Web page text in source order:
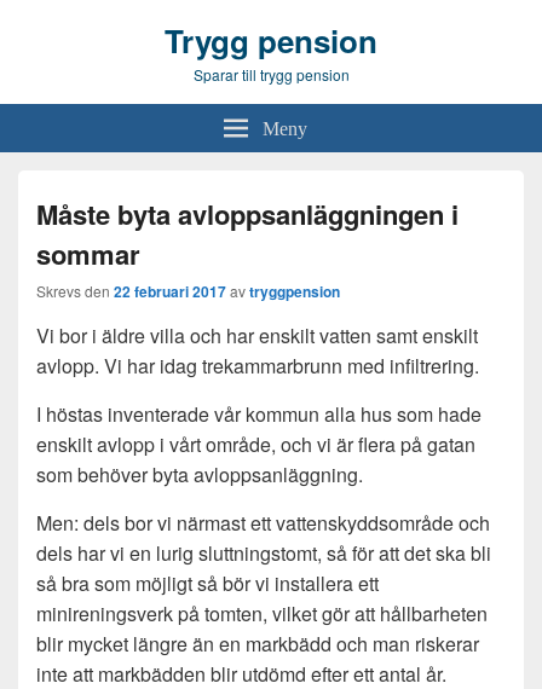
Trygg pension
Sparar till trygg pension
Meny
Måste byta avloppsanläggningen i
sommar
Skrevs den 22 februari 2017avtryggpension
Vi bor i äldre villa och har enskilt vatten samt enskilt
avlopp. Vi har idag trekammarbrunn med infiltrering.
I höstas inventerade vår kommun alla hus som hade
enskilt avlopp i vårt område, och vi är flera på gatan
som behöver byta avloppsanläggning.
Men: dels bor vi närmast ett vattenskyddsområde och
dels har vi en lurig sluttningstomt, så för att det ska bli
så bra som möjligt så bör vi installera ett
minireningsverk på tomten, vilket gör att hållbarheten
blir mycket längre än en markbädd och man riskerar
inte att markbädden blir utdömd efter ett antal år.